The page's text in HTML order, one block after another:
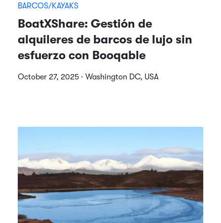
BARCOS/KAYAKS
BoatXShare: Gestión de
alquileres de barcos de lujo sin
esfuerzo con Booqable
October 27, 2025 · Washington DC, USA